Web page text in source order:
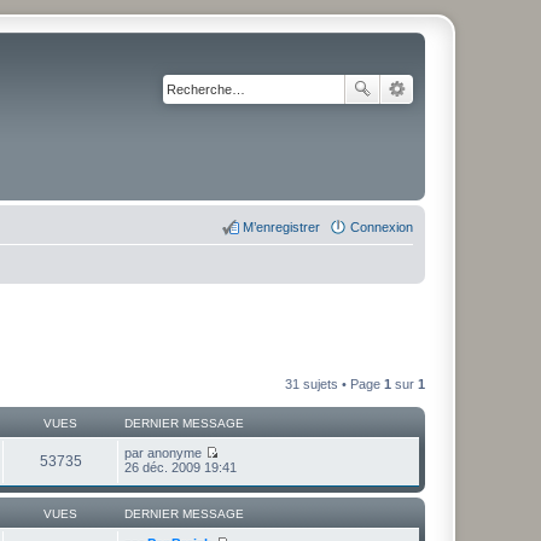
Connexion
M’enregistrer
31 sujets • Page 1 sur 1
VUES DERNIER MESSAGE
53735 par anonyme
V
i
r
l
e
26 déc. 2009 19:41
VUES DERNIER MESSAGE